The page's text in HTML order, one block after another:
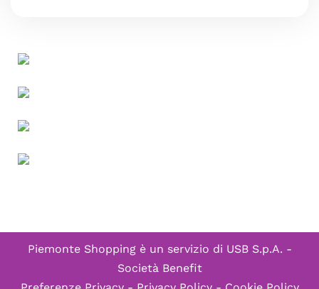
Piemonte Shopping è un servizio di USB S.p.A. -
Società Benefit